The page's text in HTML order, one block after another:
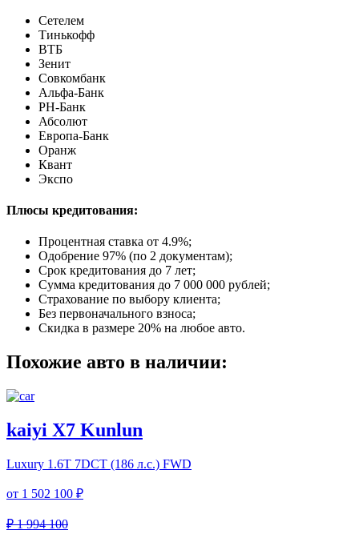
Сетелем
Тинькофф
ВТБ
Зенит
Совкомбанк
Альфа-Банк
РН-Банк
Абсолют
Европа-Банк
Оранж
Квант
Экспо
Плюсы кредитования:
Процентная ставка от 4.9%;
Одобрение 97% (по 2 документам);
Срок кредитования до 7 лет;
Сумма кредитования до 7 000 000 рублей;
Страхование по выбору клиента;
Без первоначального взноса;
Скидка в размере 20% на любое авто.
Похожие авто в наличии:
kaiyi X7 Kunlun
Luxury 1.6T 7DCT (186 л.с.) FWD
от 1 502 100 ₽
₽ 1 994 100